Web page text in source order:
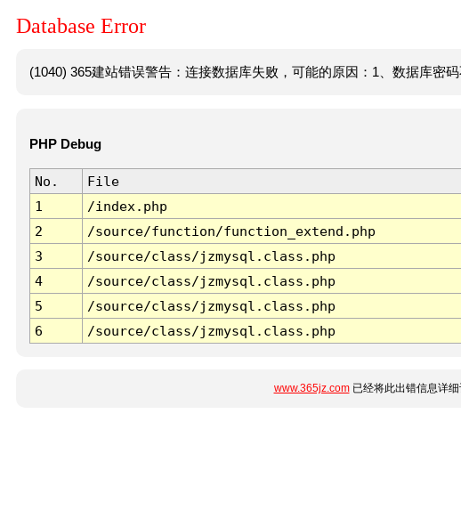
Database Error
(1040) 365建站错误警告：连接数据库失败，可能的原因：1、数据库密码
PHP Debug
No. File
1
/index.php
2
/source/function/function_extend.php
3
/source/class/jzmysql.class.php
4
/source/class/jzmysql.class.php
5
/source/class/jzmysql.class.php
6
/source/class/jzmysql.class.php
www.365jz.com已经将此出错信息详细